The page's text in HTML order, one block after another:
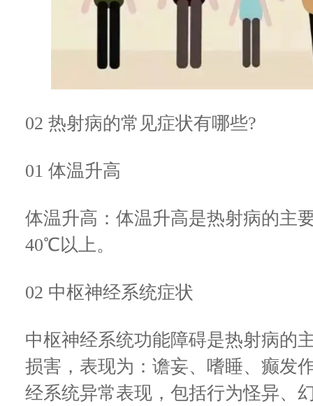
02 热射病的常见症状有哪些?
01 体温升高
体温升高：体温升高是热射病的主
40℃以上。
02 中枢神经系统症状
中枢神经系统功能障碍是热射病的
损害，表现为：谵妄、嗜睡、癫发
经系统异常表现，包括行为怪异、